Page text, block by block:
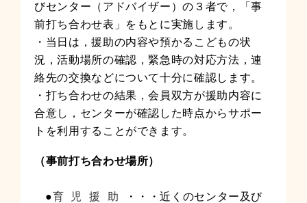
びセンター（アドバイザー）の３者で，「事
前打ち合わせ表」をもとに実施します。
・当日は，援助の内容や預かるこどもの状
況，活動場所の確認，緊急時の対応方法，連
絡先の交換などについて十分に確認します。
・打ち合わせの結果，会員双方が援助内容に
合意し，センターが確認した時点からサポー
トを利用することができます。
（事前打ち合わせ場所）
●育児援助
・・・近くのセンター及び